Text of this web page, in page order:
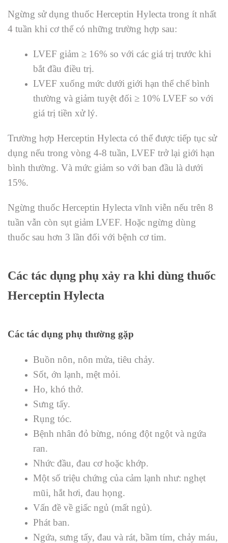
Ngừng sử dụng thuốc Herceptin Hylecta trong ít nhất
4 tuần khi cơ thể có những trường hợp sau:
LVEF giảm ≥ 16% so với các giá trị trước khi
bắt đầu điều trị.
LVEF xuống mức dưới giới hạn thể chế bình
thường và giảm tuyệt đối ≥ 10% LVEF so với
giá trị tiền xử lý.
Trường hợp Herceptin Hylecta có thể được tiếp tục sử
dụng nếu trong vòng 4-8 tuần, LVEF trở lại giới hạn
bình thường. Và mức giảm so với ban đầu là dưới
15%.
Ngừng thuốc Herceptin Hylecta vĩnh viễn nếu trên 8
tuần vẫn còn sụt giảm LVEF. Hoặc ngừng dùng
thuốc sau hơn 3 lần đối với bệnh cơ tim.
Các tác dụng phụ xảy ra khi dùng thuốc
Herceptin Hylecta
Các tác dụng phụ thường gặp
Buồn nôn, nôn mửa, tiêu chảy.
Sốt, ớn lạnh, mệt mỏi.
Ho, khó thở.
Sưng tấy.
Rụng tóc.
Bệnh nhân đỏ bừng, nóng đột ngột và ngứa
ran.
Nhức đầu, đau cơ hoặc khớp.
Một số triệu chứng của cảm lạnh như: nghẹt
mũi, hắt hơi, đau họng.
Vấn đề về giấc ngủ (mất ngủ).
Phát ban.
Ngứa, sưng tấy, đau và rát, bầm tím, chảy máu,